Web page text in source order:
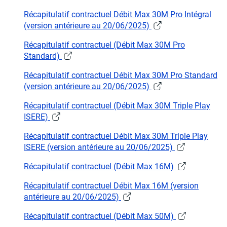
Récapitulatif contractuel Débit Max 30M Pro Intégral
(version antérieure au 20/06/2025)
Récapitulatif contractuel (Débit Max 30M Pro
Standard)
Récapitulatif contractuel Débit Max 30M Pro Standard
(version antérieure au 20/06/2025)
Récapitulatif contractuel (Débit Max 30M Triple Play
ISERE)
Récapitulatif contractuel Débit Max 30M Triple Play
ISERE (version antérieure au 20/06/2025)
Récapitulatif contractuel (Débit Max 16M)
Récapitulatif contractuel Débit Max 16M (version
antérieure au 20/06/2025)
Récapitulatif contractuel (Débit Max 50M)